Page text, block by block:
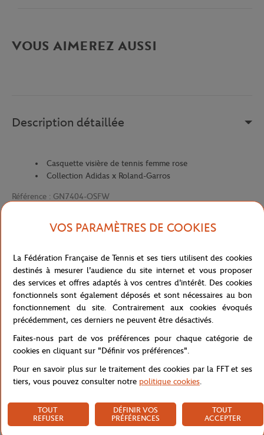
VOUS AIMEREZ AUSSI
Description détaillée
Casquette visière de tennis femme rose
Collection Adidas x Roland-Garros
Référence : GN7404-OSFW
Livraison et retours
Accueil Boutique Concession Visière Adidas x Roland-
VOS PARAMÈTRES DE COOKIES
La Fédération Française de Tennis et ses tiers utilisent des cookies
destinés à mesurer l'audience du site internet et vous proposer
des services et offres adaptés à vos centres d'intérêt. Des cookies
fonctionnels sont également déposés et sont nécessaires au bon
fonctionnement du site. Contrairement aux cookies évoqués
précédemment, ces derniers ne peuvent être désactivés.
Faites-nous part de vos préférences pour chaque catégorie de
cookies en cliquant sur "Définir vos préférences".
Pour en savoir plus sur le traitement des cookies par la FFT et ses
tiers, vous pouvez consulter notre politique cookies.
TOUT
REFUSER
DÉFINIR VOS
PRÉFÉRENCES
TOUT
ACCEPTER